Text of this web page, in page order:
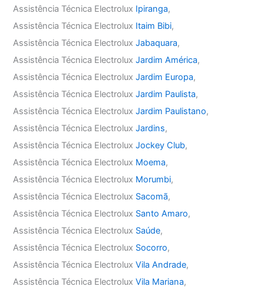
Assistência Técnica Electrolux Ipiranga,
Assistência Técnica Electrolux Itaim Bibi,
Assistência Técnica ElectroluxJabaquara,
Assistência Técnica ElectroluxJardim América,
Assistência Técnica ElectroluxJardim Europa,
Assistência Técnica ElectroluxJardim Paulista,
Assistência Técnica ElectroluxJardim Paulistano,
Assistência Técnica ElectroluxJardins,
Assistência Técnica ElectroluxJockey Club,
Assistência Técnica Electrolux Moema,
Assistência Técnica Electrolux Morumbi,
Assistência Técnica Electrolux Sacomã,
Assistência Técnica Electrolux Santo Amaro,
Assistência Técnica Electrolux Saúde,
Assistência Técnica Electrolux Socorro,
Assistência Técnica ElectroluxVila Andrade,
Assistência Técnica ElectroluxVila Mariana,